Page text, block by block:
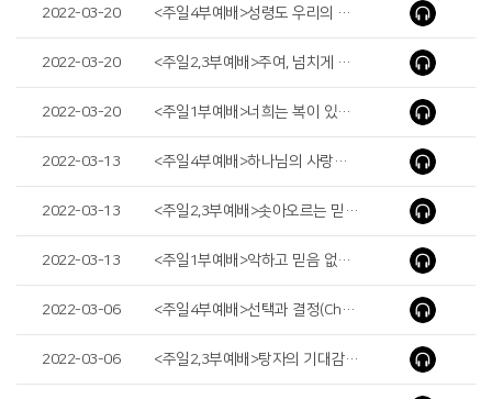
2022-03-20 <주일4부예배>성령도 우리의 연약함을 도우시나니(The Holy Spirit Helps Us in Our Weakness)
2022-03-20 <주일2,3부예배>주여, 넘치게 하소서(Lord, Let It Overflow)
2022-03-20 <주일1부예배>너희는 복이 있도다(Blessed are you)
2022-03-13 <주일4부예배>하나님의 사랑하심을 받은 자(Those Who Are Loved by God)
2022-03-13 <주일2,3부예배>솟아오르는 믿음(Springing Faith)
2022-03-13 <주일1부예배>악하고 믿음 없는 세대일수록(The More Unfaithful and Wicked Generation)
2022-03-06 <주일4부예배>선택과 결정(Choice and Decision)
2022-03-06 <주일2,3부예배>탕자의 기대감(Expectation of a Prodigal Son)